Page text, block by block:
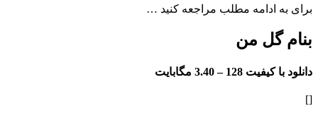
ادامه مطلب مراجعه کنید …
من
128 – 3.40 مگابایت